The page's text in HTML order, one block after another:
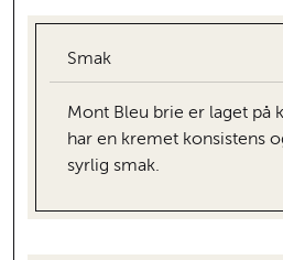
Smak
Mont Bleu brie er laget på
har en kremet konsistens
syrlig smak.